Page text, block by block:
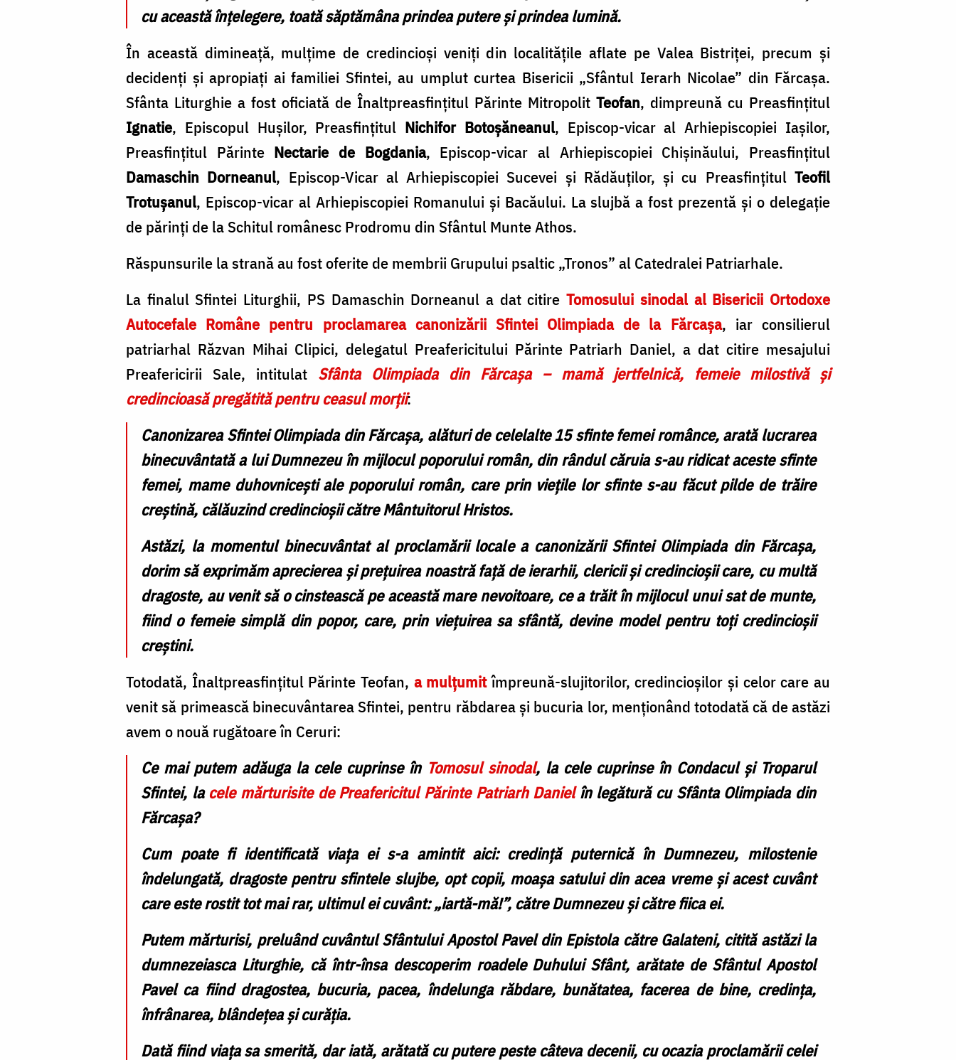
cu această înțelegere, toată săptămâna prindea putere și prindea lumină.
În această dimineață, mulțime de credincioși veniți din localitățile aflate pe Valea Bistriței, precum și
decidenți și apropiați ai familiei Sfintei, au umplut curtea Bisericii „Sfântul Ierarh Nicolae” din Fărcașa.
Sfânta Liturghie a fost oficiată de Înaltpreasfințitul Părinte Mitropolit Teofan, dimpreună cu Preasfințitul
Ignatie, Episcopul Hușilor, Preasfințitul Nichifor Botoșăneanul, Episcop-vicar al Arhiepiscopiei Iașilor,
Preasfințitul Părinte Nectarie de Bogdania, Episcop-vicar al Arhiepiscopiei Chișinăului, Preasfințitul
Damaschin Dorneanul, Episcop-Vicar al Arhiepiscopiei Sucevei și Rădăuților, și cu PreasfințitulTeofil
Trotușanul, Episcop-vicar al Arhiepiscopiei Romanului și Bacăului. La slujbă a fost prezentă și o delegație
de părinți de la Schitul românesc Prodromu din Sfântul Munte Athos.
Răspunsurile la strană au fost oferite de membrii Grupului psaltic „Tronos” al Catedralei Patriarhale.
La finalul Sfintei Liturghii, PS Damaschin Dorneanul a dat citireTomosului sinodal al Bisericii Ortodoxe
Autocefale Române pentru proclamarea canonizării Sfintei Olimpiada de la Fărcașa, iar consilierul
patriarhal Răzvan Mihai Clipici, delegatul Preafericitului Părinte Patriarh Daniel, a dat citire mesajului
Preafericirii Sale, intitulat Sfânta Olimpiada din Fărcașa – mamă jertfelnică, femeie milostivă și
credincioasă pregătită pentru ceasul morții:
Canonizarea Sfintei Olimpiada din Fărcașa, alături de celelalte 15 sfinte femei românce, arată lucrarea
binecuvântată a lui Dumnezeu în mijlocul poporului român, din rândul căruia s-au ridicat aceste sfinte
femei, mame duhovnicești ale poporului român, care prin viețile lor sfinte s-au făcut pilde de trăire
creștină, călăuzind credincioșii către Mântuitorul Hristos.
Astăzi, la momentul binecuvântat al proclamării locale a canonizării Sfintei Olimpiada din Fărcașa,
dorim să exprimăm aprecierea și prețuirea noastră față de ierarhii, clericii și credincioșii care, cu multă
dragoste, au venit să o cinstească pe această mare nevoitoare, ce a trăit în mijlocul unui sat de munte,
fiind o femeie simplă din popor, care, prin viețuirea sa sfântă, devine model pentru toți credincioșii
creștini.
Totodată, Înaltpreasfințitul Părinte Teofan, a mulțumitîmpreună-slujitorilor, credincioșilor și celor care au
venit să primească binecuvântarea Sfintei, pentru răbdarea și bucuria lor, menționând totodată că de astăzi
avem o nouă rugătoare în Ceruri:
Ce mai putem adăuga la cele cuprinse în Tomosul sinodal, la cele cuprinse în Condacul și Troparul
Sfintei, lacele mărturisite de Preafericitul Părinte Patriarh Danielîn legătură cu Sfânta Olimpiada din
Fărcașa?
Cum poate fi identificată viața ei s-a amintit aici: credință puternică în Dumnezeu, milostenie
îndelungată, dragoste pentru sfintele slujbe, opt copii, moașa satului din acea vreme și acest cuvânt
care este rostit tot mai rar, ultimul ei cuvânt: „iartă-mă!”, către Dumnezeu și către fiica ei.
Putem mărturisi, preluând cuvântul Sfântului Apostol Pavel din Epistola către Galateni, citită astăzi la
dumnezeiasca Liturghie, că într-însa descoperim roadele Duhului Sfânt, arătate de Sfântul Apostol
Pavel ca fiind dragostea, bucuria, pacea, îndelunga răbdare, bunătatea, facerea de bine, credința,
înfrânarea, blândețea și curăția.
Dată fiind viața sa smerită, dar iată, arătată cu putere peste câteva decenii, cu ocazia proclamării celei